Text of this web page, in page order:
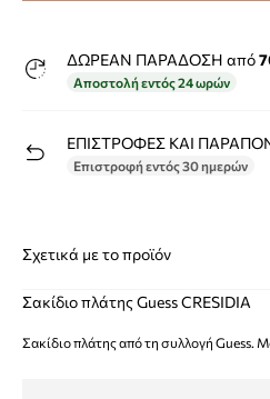
ΔΩΡΕΑΝ ΠΑΡΑΔΟΣΗ από
Αποστολή εντός 24 ωρών
ΕΠΙΣΤΡΟΦΕΣ ΚΑΙ
Επιστροφή εντός 30 ημερών
Σχετικά με το προϊόν
Σακίδιο πλάτης Guess CRESIDIA
Σακίδιο πλάτης από τη συλλογή Guess.